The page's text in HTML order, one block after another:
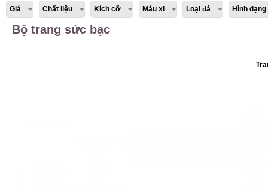
Giá Chất liệu Kích cỡ Màu xi Loại đá Hình dạng
Bộ trang sức bạc